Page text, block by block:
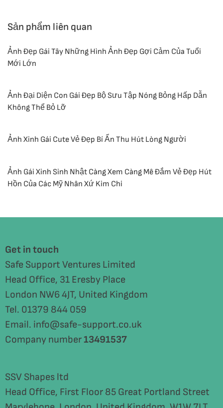
Sản phẩm liên quan
Ảnh Đẹp Gái Tây Những Hình Ảnh Đẹp Gợi Cảm Của Tuổi
Mới Lớn
Ảnh Đại Diện Con Gái Đẹp Bộ Sưu Tập Nóng Bỏng Hấp Dẫn
Không Thể Bỏ Lỡ
Ảnh Xinh Gái Cute Vẻ Đẹp Bí Ẩn Thu Hút Lòng Người
Ảnh Gái Xinh Sinh Nhật Càng Xem Càng Mê Đắm Vẻ Đẹp Hút
Hồn Của Các Mỹ Nhân Xứ Kim Chi
Get in touch
Safe Support Ventures Limited
Head Office, 31 Eresby Place
London NW6 4JT, United Kingdom
Tel. 01379 844 059
Email. info@safe-support.co.uk
Company number13491537
SSV Shapes ltd
Head Office, First Floor 85 Great Portland Street